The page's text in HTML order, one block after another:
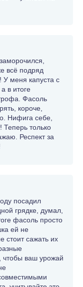
всё подряд
У меня капуста с
в итоге
Фасоль
короче,
Нифига себе,
Теперь только
Респект за
посадил
грядке, думал,
фасоль просто
ей не
стоит сажать их
чтобы ваш урожай